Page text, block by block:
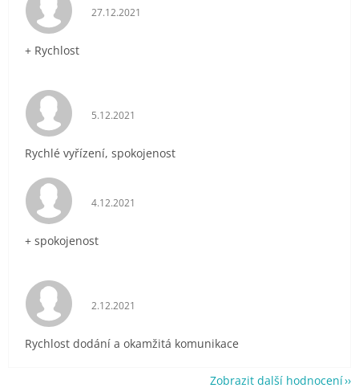
Hodnocení obchodu je 5 z 5 hvězdiček.
27.12.2021
+ Rychlost
Hodnocení obchodu je 5 z 5 hvězdiček.
5.12.2021
Rychlé vyřízení, spokojenost
Hodnocení obchodu je 5 z 5 hvězdiček.
4.12.2021
+ spokojenost
Hodnocení obchodu je 5 z 5 hvězdiček.
2.12.2021
Rychlost dodání a okamžitá komunikace
Zobrazit další hodnocení